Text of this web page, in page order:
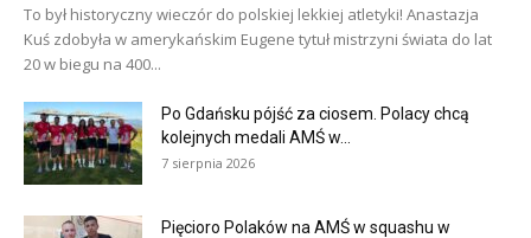
To był historyczny wieczór do polskiej lekkiej atletyki! Anastazja
Kuś zdobyła w amerykańskim Eugene tytuł mistrzyni świata do lat
20 w biegu na 400...
Po Gdańsku pójść za ciosem. Polacy chcą
kolejnych medali AMŚ w...
7 sierpnia 2026
Pięcioro Polaków na AMŚ w squashu w